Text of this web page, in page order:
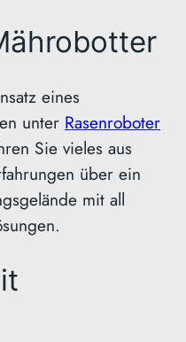
eines
unter Rasenroboter
Sie vieles aus
über ein
mit all